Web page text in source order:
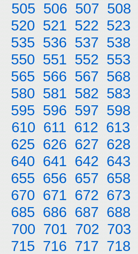
505 506 507 508
520 521 522 523
535 536 537 538
550 551 552 553
565 566 567 568
580 581 582 583
595 596 597 598
610 611 612 613
625 626 627 628
640 641 642 643
655 656 657 658
670 671 672 673
685 686 687 688
700 701 702 703
715 716 717 718